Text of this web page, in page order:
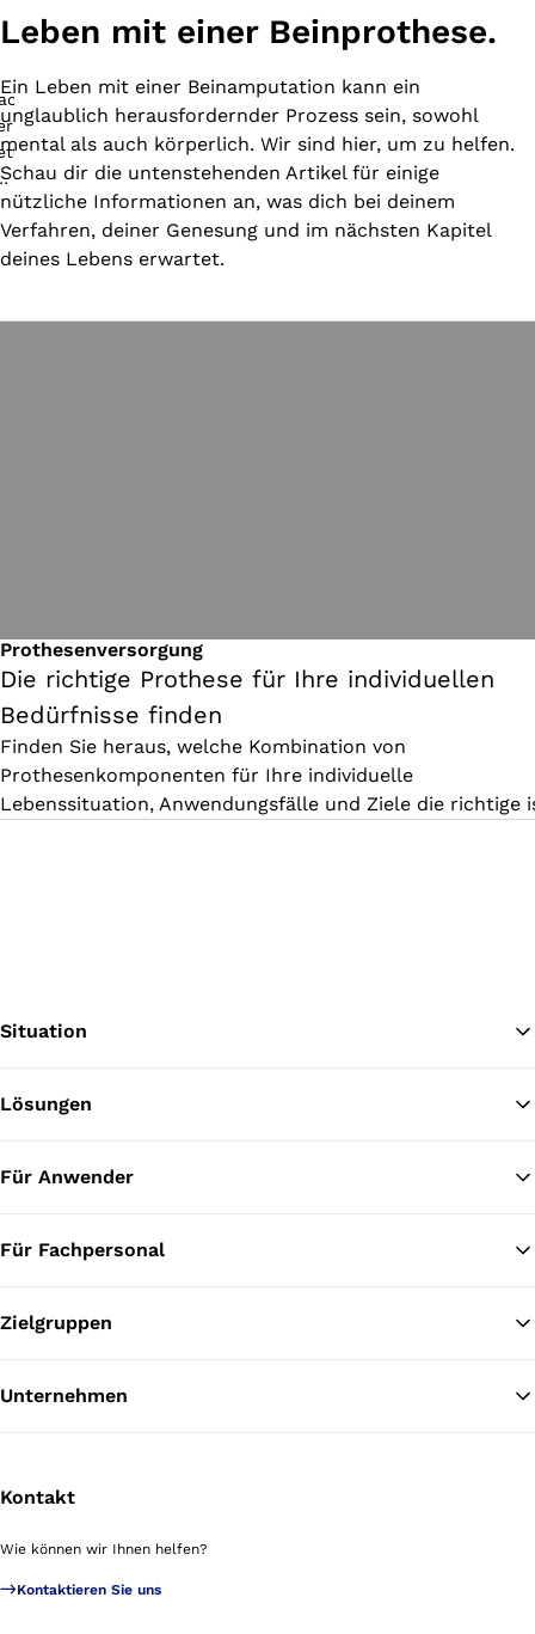
Leben mit einer Beinprothese.
Ein Leben mit einer Beinamputation kann ein
unglaublich herausfordernder Prozess sein, sowohl
mental als auch körperlich. Wir sind hier, um zu helfen.
Schau dir die untenstehenden Artikel für einige
nützliche Informationen an, was dich bei deinem
Verfahren, deiner Genesung und im nächsten Kapitel
deines Lebens erwartet.
Prothesenversorgung
Die richtige Prothese für Ihre individuellen
Bedürfnisse finden
Finden Sie heraus, welche Kombination von
Prothesenkomponenten für Ihre individuelle
Lebenssituation, Anwendungsfälle und Ziele die richtige
Situation
Lösungen
Für Anwender
Für Fachpersonal
Zielgruppen
Unternehmen
Kontakt
Wie können wir Ihnen helfen?
Kontaktieren Sie uns